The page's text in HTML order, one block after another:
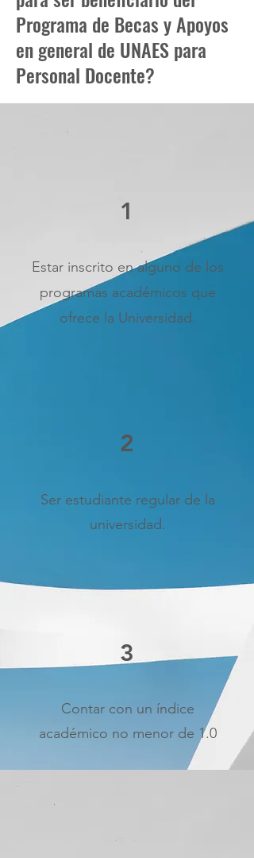
Programa de Becas y Apoyos
en general de UNAES para
Personal Docente?
1
Estar inscrito en alguno de los
programas académicos que
ofrece la Universidad.
2
Ser estudiante regular de la
universidad.
3
Contar con un índice
académico no menor de 1.0